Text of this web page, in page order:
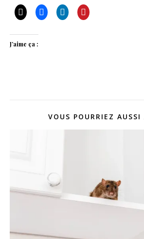
J’aime ça :
VOUS POURRIEZ AUSSI